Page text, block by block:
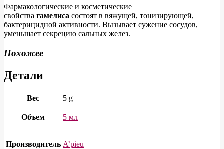
Фармакологические и косметические
свойства гамелиса состоят в вяжущей, тонизирующей,
бактерицидной активности. Вызывает сужение сосудов,
уменьшает секрецию сальных желез.
Похожее
Детали
Вес 5 g
Объем 5 мл
Производитель A’pieu